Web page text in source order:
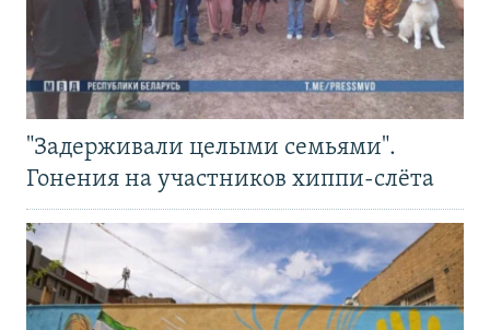
"Задерживали целыми семьями".
Гонения на участников хиппи-слёта